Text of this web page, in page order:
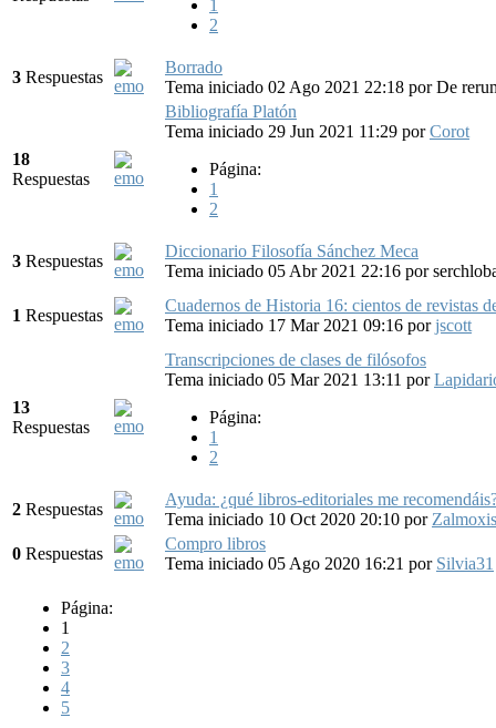
1
2
3 Respuestas
Borrado
Tema iniciado 02 Ago 2021 22:18 porDe
18
Respuestas
Bibliografía Platón
Tema iniciado 29 Jun 2021 11:29 porCorot
Página:
1
2
3 Respuestas
Diccionario Filosofía Sánchez Meca
Tema iniciado 05 Abr 2021 22:16 por
1 Respuestas
Cuadernos de Historia 16: cientos de revistas
Tema iniciado 17 Mar 2021 09:16 porjscott
13
Respuestas
Transcripciones de clases de filósofos
Tema iniciado 05 Mar 2021 13:11 por
Página:
1
2
2 Respuestas
Ayuda: ¿qué libros-editoriales me
Tema iniciado 10 Oct 2020 20:10 por Zalmoxis
0 Respuestas
Compro libros
Tema iniciado 05 Ago 2020 16:21 por Silvia31
Página:
1
2
3
4
5